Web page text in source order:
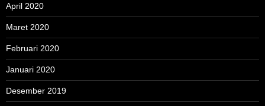
April 2020
Maret 2020
Februari 2020
Januari 2020
Desember 2019